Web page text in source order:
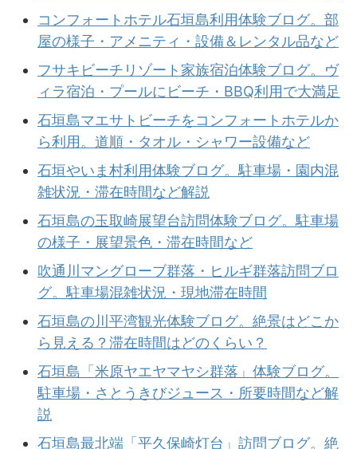
コンフォートホテル石垣島利用体験ブログ。部
屋の様子・アメニティ・設備＆レンタル品など
フサキビーチリゾート家族宿泊体験ブログ。ヴ
ィラ宿泊・プールにビーチ・BBQ利用で大満足
石垣島マエサトビーチをコンフォートホテルか
ら利用。道順・タオル・シャワー設備など
石垣やいま村利用体験ブログ。駐車場・園内混
雑状況・滞在時間など解説
石垣島の玉取崎展望台訪問体験ブログ。駐車場
の様子・展望景色・滞在時間など
吹通川マングローブ群落・ヒルギ群落訪問ブロ
グ。駐車場混雑状況・現地滞在時間
石垣島の川平湾観光体験ブログ。絶景はどこか
ら見える？滞在時間はどのくらい？
石垣島「米原ヤエヤマヤシ群落」体験ブログ。
駐車場・さとうきびジュース・所要時間など解
説
石垣島最北端「平久保崎灯台」訪問ブログ。絶